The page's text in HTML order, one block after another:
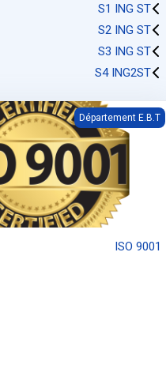
S1 ING ST
S2 ING ST
S3 ING ST
S4 ING2ST
ISO 9001
Département E.B.T
ISO 9001